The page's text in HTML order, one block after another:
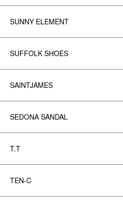
SUNNY ELEMENT
SUFFOLK SHOES
SAINTJAMES
SEDONA SANDAL
T.T
TEN-C